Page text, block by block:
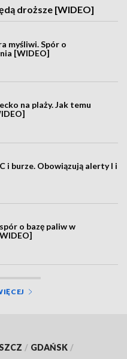
droższe [WIDEO]
myśliwi. Spór o
[WIDEO]
na plaży. Jak temu
i burze. Obowiązują alerty I i
o bazę paliw w
/ GDAŃSK /